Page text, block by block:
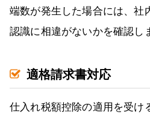
端数が発生した場合には、社
認識に相違がないかを確認し
適格請求書対応
仕入れ税額控除の適用を受け